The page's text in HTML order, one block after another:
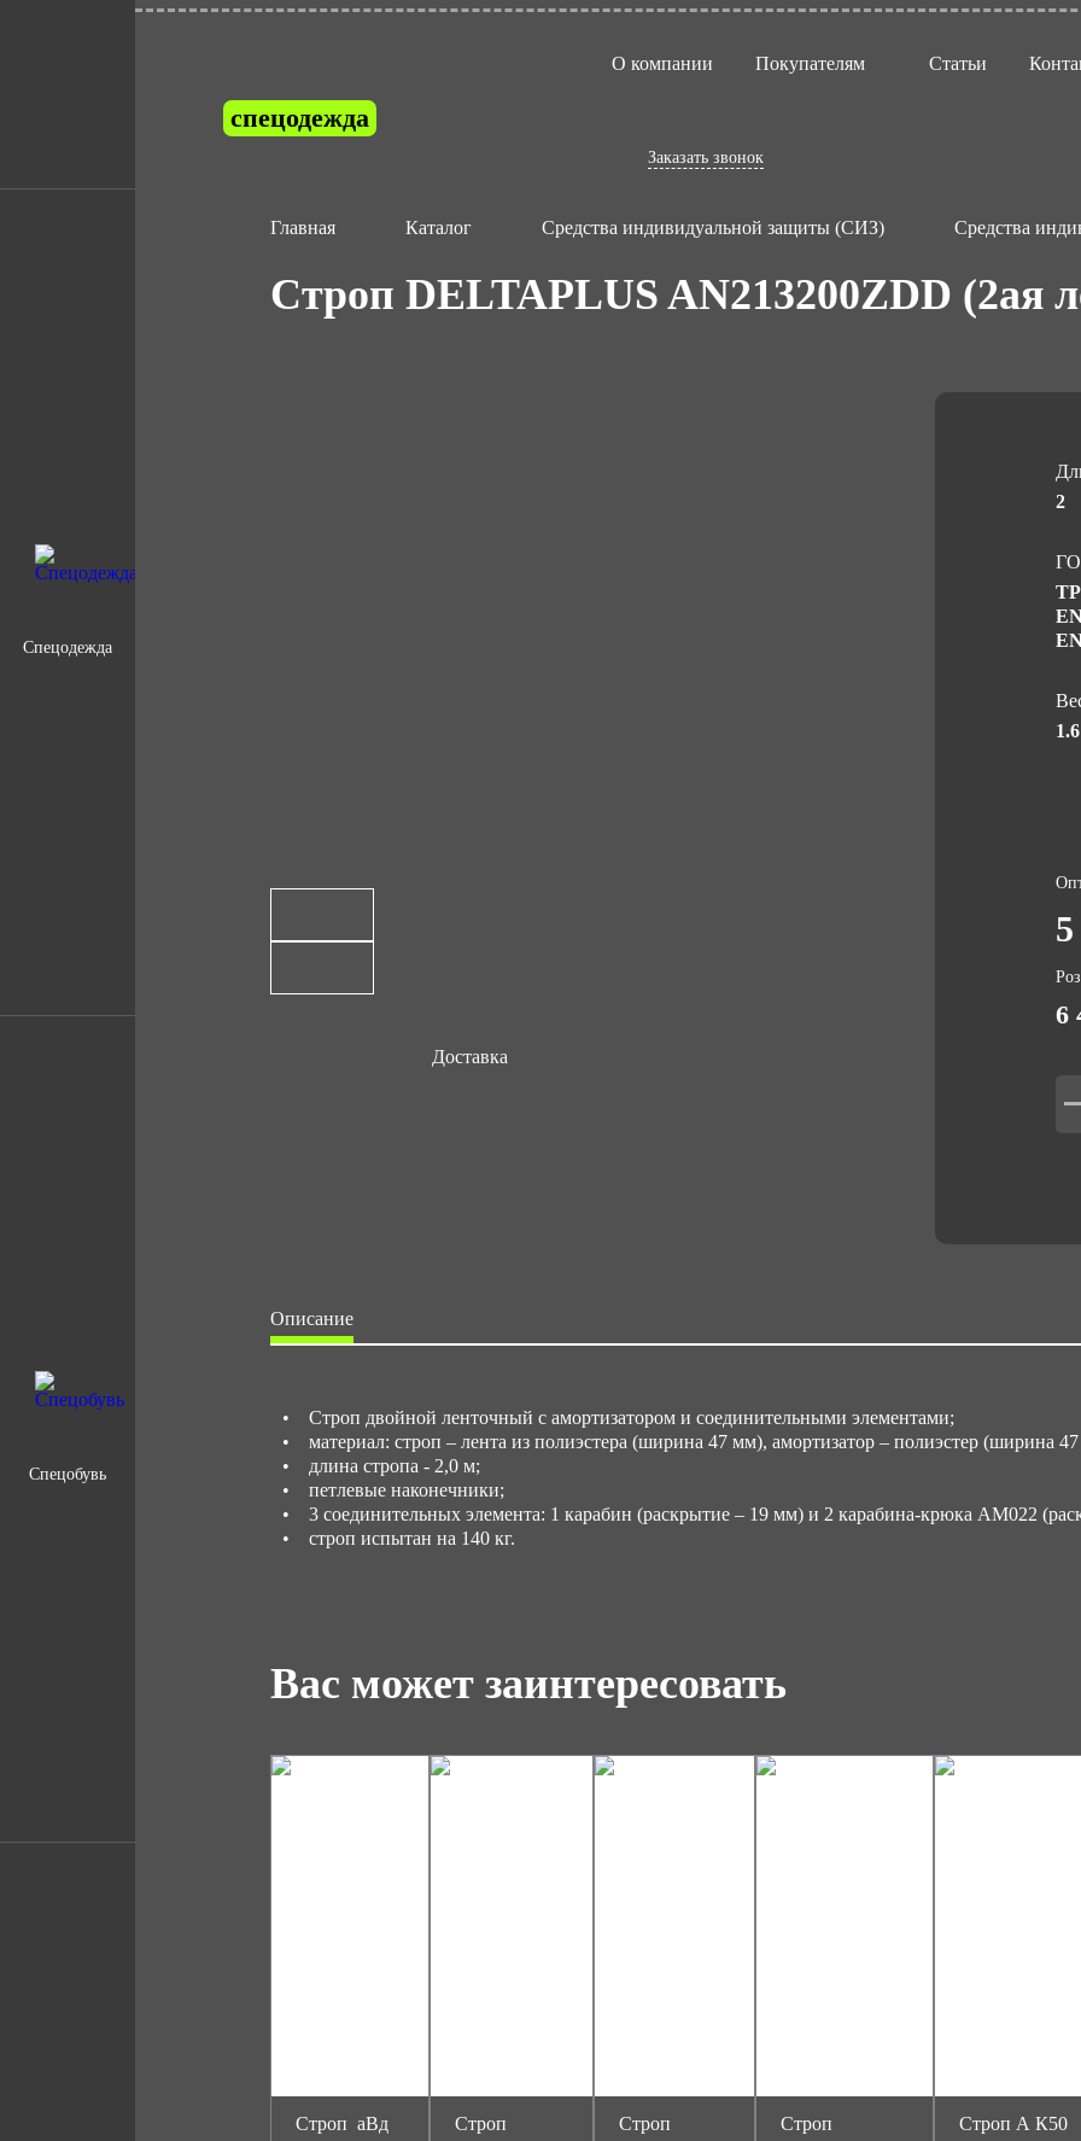
спецодежда
О компании Покупателям Статьи
Заказать звонок
Спецодежда
Спецобувь
Главная Каталог Средства индивидуальной защиты (СИЗ) Средства
Строп DELTAPLUS AN213200ZDD (2ая
Доставка
2
ТР
1.6
6
Описание
• Строп двойной ленточный с амортизатором и соединительными элементами;
• материал: строп – лента из полиэстера (ширина 47 мм), амортизатор – полиэстер (ширина
• длина стропа - 2,0 м;
• петлевые наконечники;
• 3 соединительных элемента: 1 карабин (раскрытие – 19 мм) и 2 карабина-крюка AM022
• строп испытан на 140 кг.
Вас может заинтересовать
Строп аВд
Строп
Строп
Строп
Строп А К50